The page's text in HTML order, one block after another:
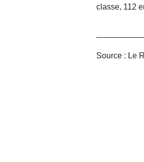
classe, 112
Source : Le